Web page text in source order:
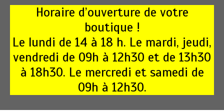
Aller
Horaire d’ouverture de votre
boutique !
Le lundi de 14 à 18 h. Le mardi, jeudi,
vendredi de 09h à 12h30 et de 13h30
à 18h30. Le mercredi et samedi de
09h à 12h30.